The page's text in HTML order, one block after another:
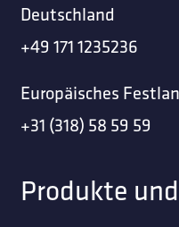
Deutschland
+49 171 1235236
Europäisches
+31 (318) 58 59 59
Produkte